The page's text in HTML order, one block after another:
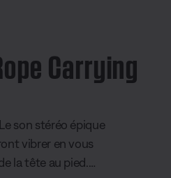
Carrying
son stéréo épique
vibrer en vous
la tête au pied.